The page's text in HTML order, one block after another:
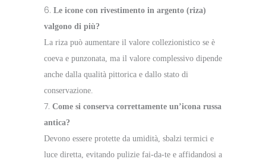
Le icone con rivestimento in argento (riza)
valgono di più?
La riza può aumentare il valore collezionistico se è
coeva e punzonata, ma il valore complessivo dipende
anche dalla qualità pittorica e dallo stato di
conservazione.
Come si conserva correttamente un’icona russa
antica?
Devono essere protette da umidità, sbalzi termici e
luce diretta, evitando pulizie fai-da-te e affidandosi a